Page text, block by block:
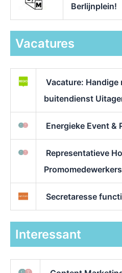
Berlijnplein!
Vacatures
Vacature: Handige
buitendienst
Energieke Event &
Representatieve
Promomedewerkers
Secretaresse
Interessant